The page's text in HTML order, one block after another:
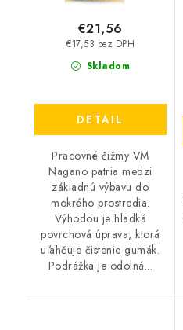
Skladom
€17,53 bez DPH
€21,56
DETAIL
Pracovné čižmy VM
Nagano patria medzi
základnú výbavu do
mokrého prostredia.
Výhodou je hladká
povrchová úprava, ktorá
uľahčuje čistenie gumák.
Podrážka je odolná...